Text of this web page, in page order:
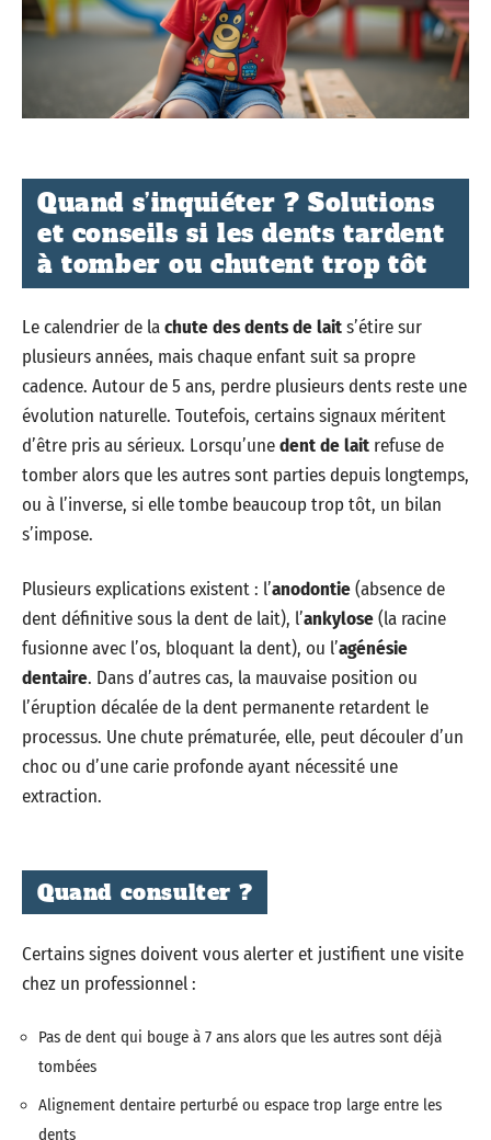
Quand s’inquiéter ? Solutions
et conseils si les dents tardent
à tomber ou chutent trop tôt
Le calendrier de lachute des dents de laits’étire sur
plusieurs années, mais chaque enfant suit sa propre
cadence. Autour de 5 ans, perdre plusieurs dents reste une
évolution naturelle. Toutefois, certains signaux méritent
d’être pris au sérieux. Lorsqu’unedent de lait refuse de
tomber alors que les autres sont parties depuis longtemps,
ou à l’inverse, si elle tombe beaucoup trop tôt, un bilan
s’impose.
Plusieurs explications existent : l’anodontie(absence de
dent définitive sous la dent de lait), l’ankylose(la racine
fusionne avec l’os, bloquant la dent), ou l’agénésie
dentaire. Dans d’autres cas, la mauvaise position ou
l’éruption décalée de la dent permanente retardent le
processus. Une chute prématurée, elle, peut découler d’un
choc ou d’une carie profonde ayant nécessité une
extraction.
Quand consulter ?
Certains signes doivent vous alerter et justifient une visite
chez un professionnel :
Pas de dent qui bouge à 7 ans alors que les autres sont déjà
tombées
Alignement dentaire perturbé ou espace trop large entre les
dents